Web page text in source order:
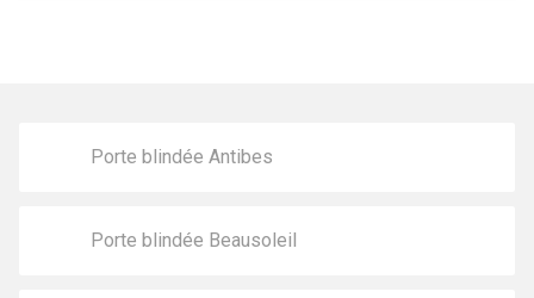
Porte blindée Antibes
Porte blindée Beausoleil